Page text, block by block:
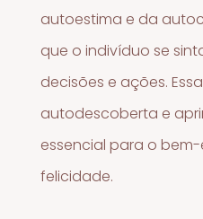
autoestima e da
que o indivíduo se
decisões e ações.
autodescoberta e
essencial para o
felicidade.